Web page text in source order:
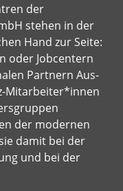
der
stehen in der
Hand zur Seite:
oder Jobcentern
Partnern Aus-
Mitarbeiter*innen
der modernen
damit bei der
und bei der